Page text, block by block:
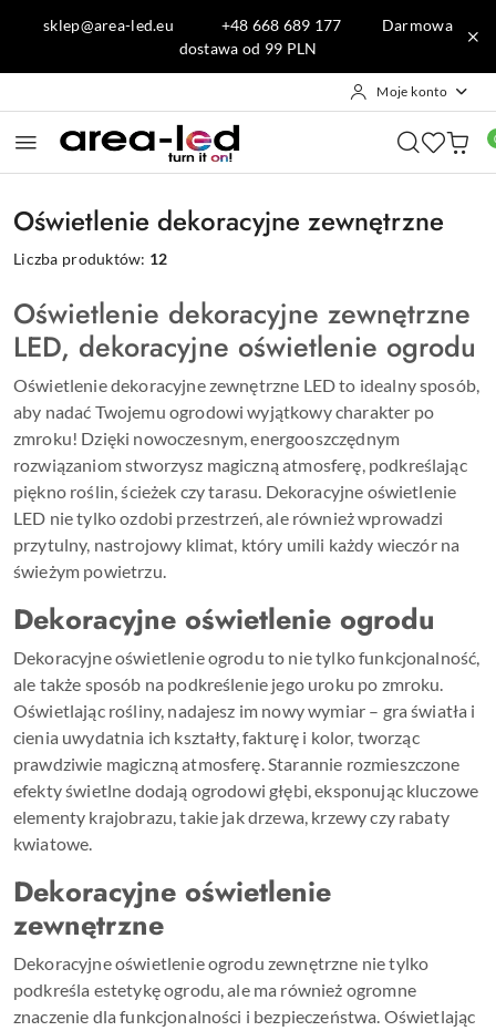
Przejdź do treści głównej
Przejdź do wyszukiwarki
Przejdź do moje konto
Przejdź do menu głównego
Przejdź do stopki
sklep@area-led.eu +48 668 689 177 Darmowa
dostawa od 99 PLN
Moje konto
Oświetlenie dekoracyjne zewnętrzne
Liczba produktów: 12
Oświetlenie dekoracyjne zewnętrzne
LED, dekoracyjne oświetlenie ogrodu
Oświetlenie dekoracyjne zewnętrzne LED to idealny sposób,
aby nadać Twojemu ogrodowi wyjątkowy charakter po
zmroku! Dzięki nowoczesnym, energooszczędnym
rozwiązaniom stworzysz magiczną atmosferę, podkreślając
piękno roślin, ścieżek czy tarasu. Dekoracyjne oświetlenie
LED nie tylko ozdobi przestrzeń, ale również wprowadzi
przytulny, nastrojowy klimat, który umili każdy wieczór na
świeżym powietrzu.
Dekoracyjne oświetlenie ogrodu
Dekoracyjne oświetlenie ogrodu to nie tylko funkcjonalność,
ale także sposób na podkreślenie jego uroku po zmroku.
Oświetlając rośliny, nadajesz im nowy wymiar – gra światła i
cienia uwydatnia ich kształty, fakturę i kolor, tworząc
prawdziwie magiczną atmosferę. Starannie rozmieszczone
efekty świetlne dodają ogrodowi głębi, eksponując kluczowe
elementy krajobrazu, takie jak drzewa, krzewy czy rabaty
kwiatowe.
Dekoracyjne oświetlenie
zewnętrzne
Dekoracyjne oświetlenie ogrodu zewnętrzne nie tylko
podkreśla estetykę ogrodu, ale ma również ogromne
znaczenie dla funkcjonalności i bezpieczeństwa. Oświetlając